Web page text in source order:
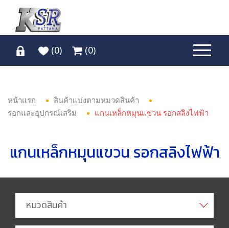
(0) (0)
หน้าแรก
สินค้าแบ่งตามหมวดสินค้า
รอกและอุปกรณ์เสริม
แกนเหล็กหมุนแขวน รอกสลิงไฟฟ้า
แกนเหล็กหมุนแขวน รอกสลิงไฟฟ้า
หมวดสินค้า